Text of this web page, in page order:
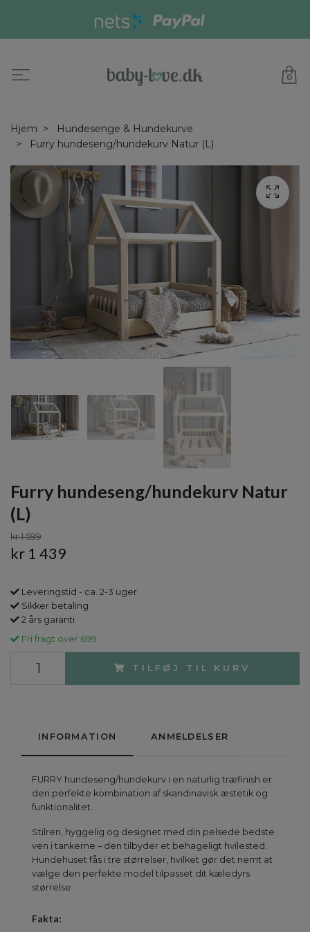
0
Hjem
Hundesenge & Hundekurve
Furry hundeseng/hundekurv Natur (L)
Furry hundeseng/hundekurv Natur
(L)
kr 1 599
kr 1 439
Leveringstid - ca. 2-3 uger
Sikker betaling
2 års garanti
Fri fragt over 699
TILFØJ TIL KURV
INFORMATION ANMELDELSER
FURRY hundeseng/hundekurv i en naturlig træfinish er
den perfekte kombination af skandinavisk æstetik og
funktionalitet.
Stilren, hyggelig og designet med din pelsede bedste
ven i tankerne – den tilbyder et behageligt hvilested.
Hundehuset fås i tre størrelser, hvilket gør det nemt at
vælge den perfekte model tilpasset dit kæledyrs
størrelse.
Fakta: